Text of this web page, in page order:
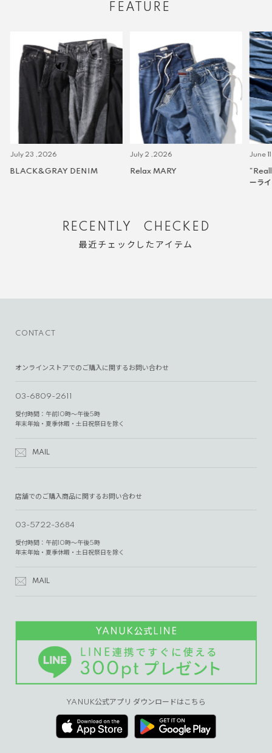
FEATURE
July 23 ,2026
BLACK&GRAY DENIM
July 2 ,2026
Relax MARY
June
ーライ
RECENTLY CHECKED
最近チェックしたアイテム
CONTACT
オンラインストアでのご購入に関するお問い合わせ
03-6809-2611
受付時間：午前10時～午後5時
年末年始・夏季休暇・土日祝祭日を除く
MAIL
店舗でのご購入商品に関するお問い合わせ
03-5722-3684
受付時間：午前10時～午後5時
年末年始・夏季休暇・土日祝祭日を除く
MAIL
YANUK公式アプリ ダウンロードはこちら